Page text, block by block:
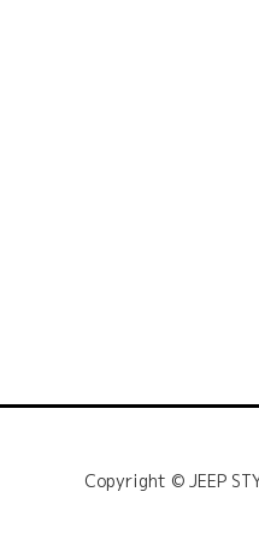
Copyright © JEEP